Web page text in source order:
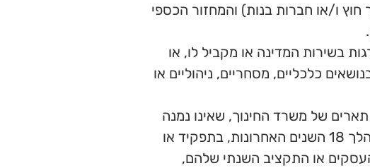
לפחות 7 עובדים (לא כולל מיקור חוץ ו/או חברות בנות) והמחזור הכספי
הציבורי (דרגה 44 ומעלה בסולם הדרגות בשירות המדינה או מקביל לו, או
כלכליים, מסחריים, ניהוליים או
של משרד החינוך, שאינו נמנה
עם התארים הנזכרים בסעיף 2 לעיל, והוא בעל ניסיון מצטבר של 12 שנים לכל הפחות, במהלך 18 השנים האחרונות, בתפקיד או
שנים לפחות בגופים שמחזור העסקים או התקציב השנתי שלהם,